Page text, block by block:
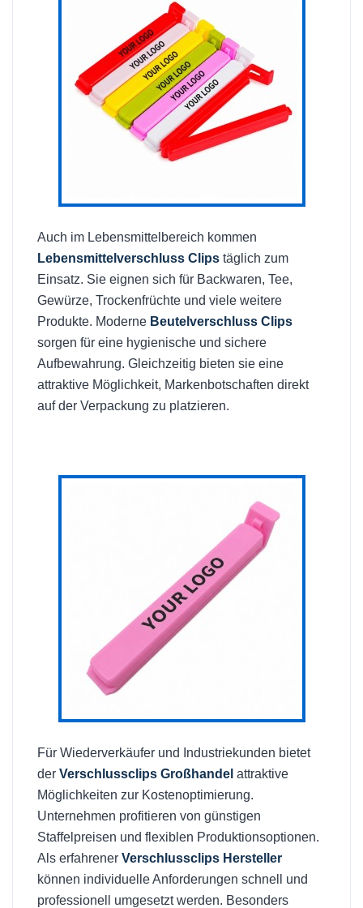
Auch im Lebensmittelbereich kommen
Lebensmittelverschluss Clips täglich zum
Einsatz. Sie eignen sich für Backwaren, Tee,
Gewürze, Trockenfrüchte und viele weitere
Produkte. Moderne Beutelverschluss Clips
sorgen für eine hygienische und sichere
Aufbewahrung. Gleichzeitig bieten sie eine
attraktive Möglichkeit, Markenbotschaften direkt
auf der Verpackung zu platzieren.
Für Wiederverkäufer und Industriekunden bietet
der Verschlussclips Großhandel attraktive
Möglichkeiten zur Kostenoptimierung.
Unternehmen profitieren von günstigen
Staffelpreisen und flexiblen Produktionsoptionen.
Als erfahrener Verschlussclips Hersteller
können individuelle Anforderungen schnell und
professionell umgesetzt werden. Besonders